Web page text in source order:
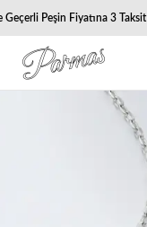
Geçerli Peşin Fiyatına 3 Taksit